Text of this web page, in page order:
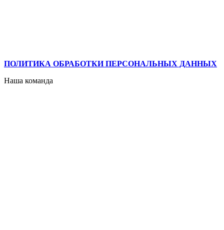
ПОЛИТИКА ОБРАБОТКИ ПЕРСОНАЛЬНЫХ ДАННЫХ
Наша команда